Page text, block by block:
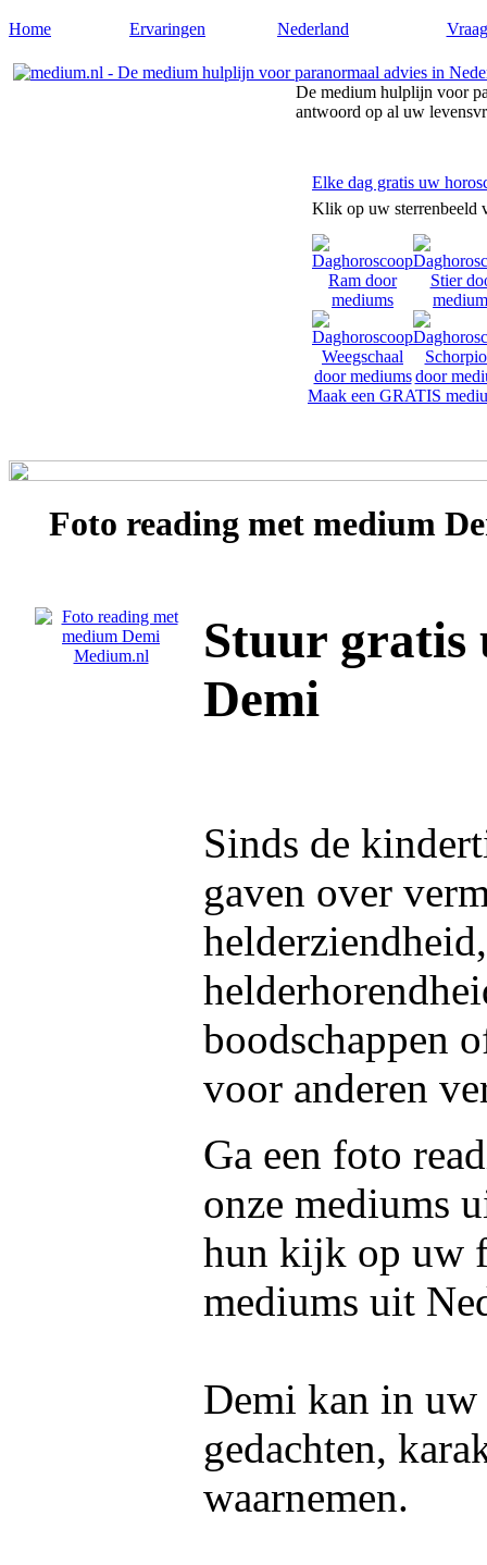
Home Ervaringen Nederland
De medium hulplijn voor
antwoord op al uw
Elke dag gratis uw
Klik op uw sterrenbeeld
Maak een GRATIS
Foto reading met medium
Stuur gratis
Demi
Sinds de
gaven over
boodschappen
voor anderen
Ga een foto
onze mediums
hun kijk op uw
mediums uit
Demi kan in
gedachten,
waarnemen.